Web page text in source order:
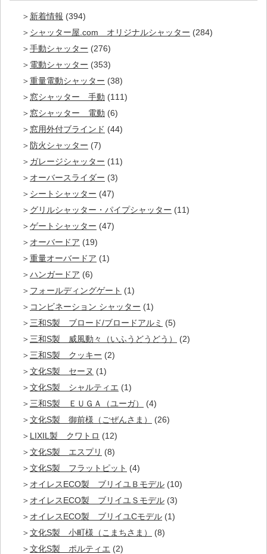
新着情報 (394)
シャッター屋.com オリジナルシャッター (284)
手動シャッター (276)
電動シャッター (353)
重量電動シャッター (38)
窓シャッター 手動 (111)
窓シャッター 電動 (6)
窓用外付ブラインド (44)
防火シャッター (7)
ガレージシャッター (11)
オーバースライダー (3)
シートシャッター (47)
グリルシャッター・パイプシャッター (11)
ゲートシャッター (47)
オーバードア (19)
重量オーバードア (1)
ハンガードア (6)
フォールディングゲート (1)
コンビネーション シャッター (1)
三和S製 ブロード/ブロードアルミ (5)
三和S製 威風動々（いふうどうどう）
(2)
三和S製 クッキー (2)
文化S製 セーヌ (1)
文化S製 シャルティエ (1)
三和S製 ＥＵＧＡ（ユーガ）
(4)
文化S製 御前様（ごぜんさま）
(26)
LIXIL製 クワトロ (12)
文化S製 エスプリ (8)
文化S製 フラットピット (4)
オイレスECO製 ブリイユＢモデル (10)
オイレスECO製 ブリイユＳモデル (3)
オイレスECO製 ブリイユCモデル (1)
文化S製 小町様（こまちさま）
(8)
文化S製 ポルティエ (2)